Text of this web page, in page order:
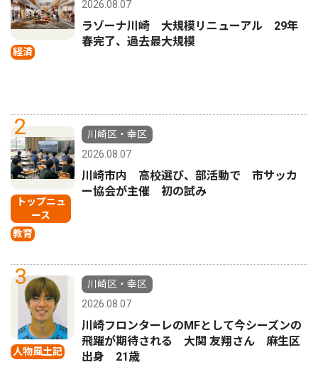
経済
2026.08.07
ラゾーナ川崎 大規模リニューアル 29年
春完了、過去最大規模
2
トップニュ
ース
教育
川崎区・幸区
2026.08.07
川崎市内 高校選び、部活動で 市サッカ
ー協会が主催 初の試み
3
人物風土記
川崎区・幸区
2026.08.07
川崎フロンターレのMFとして今シーズンの
飛躍が期待される 大関 友翔さん 麻生区
出身 21歳